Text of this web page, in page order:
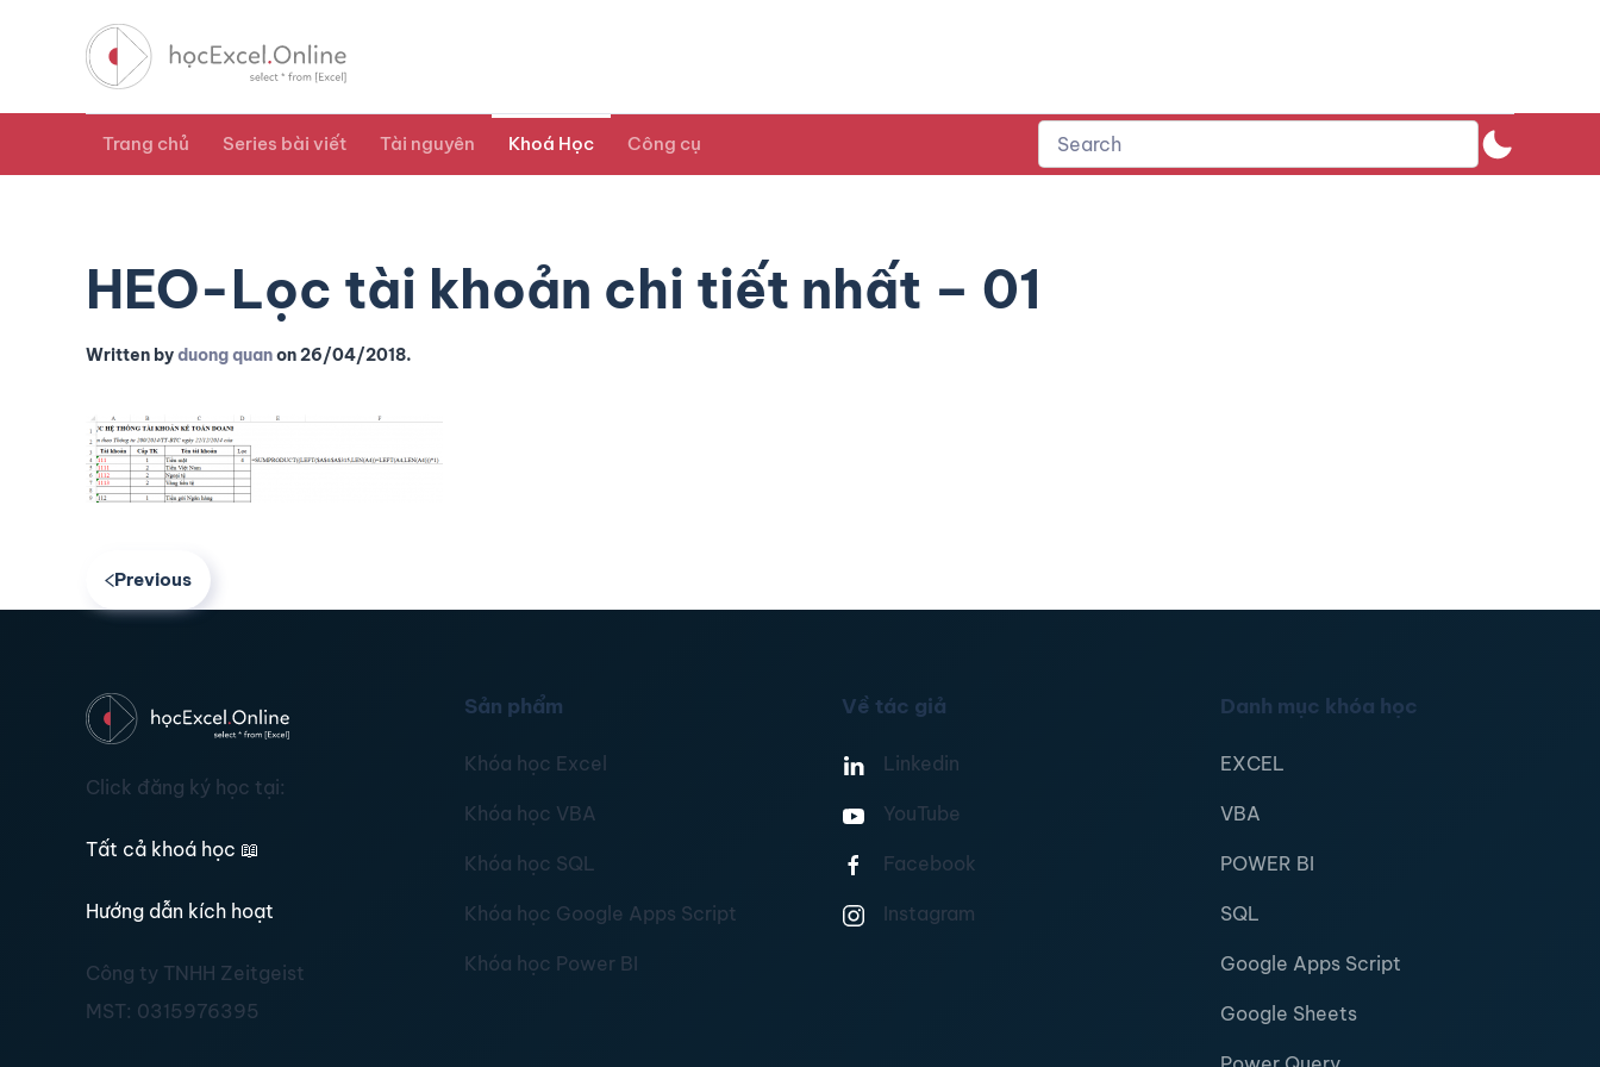
Trang chủ Series bài viết Tài nguyên Khoá Học Công cụ
HEO-Lọc tài khoản chi tiết nhất – 01
Written byduong quanon26/04/2018.
Previous
Click đăng ký học tại:
Tất cả khoá học 📖
Hướng dẫn kích hoạt
Công ty TNHH Zeitgeist
MST: 0315976395
Sản phẩm
Khóa học Excel
Khóa học VBA
Khóa học SQL
Khóa học Google Apps Script
Khóa học Power BI
Về tác giả
Linkedin
YouTube
Facebook
Instagram
Danh mục khóa học
EXCEL
VBA
POWER BI
SQL
Google Apps Script
Google Sheets